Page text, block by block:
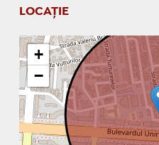
LOCAȚIE
+
−